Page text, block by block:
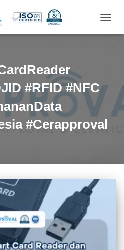
#RFID #NFC
#Cerapproval